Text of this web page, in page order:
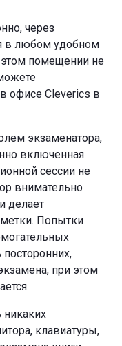
через
в любом удобном
помещении не
офисе Cleverics в
экзаменатора,
включенная
сессии не
внимательно
делает
Попытки
при этом
клавиатуры,